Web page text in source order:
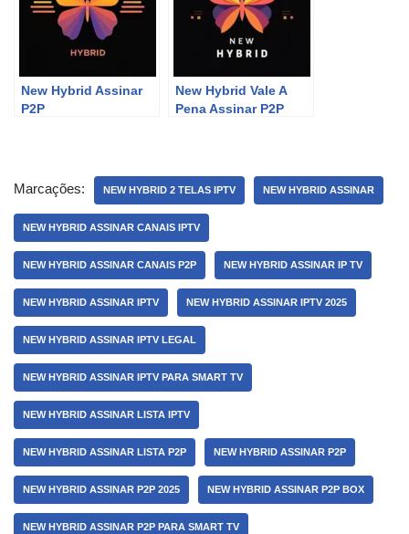
New Hybrid Assinar
P2P
New Hybrid Vale A
Pena Assinar P2P
Marcações: NEW HYBRID 2 TELAS IPTV NEW HYBRID ASSINAR
NEW HYBRID ASSINAR CANAIS IPTV
NEW HYBRID ASSINAR CANAIS P2P NEW HYBRID ASSINAR IP TV
NEW HYBRID ASSINAR IPTV NEW HYBRID ASSINAR IPTV 2025
NEW HYBRID ASSINAR IPTV LEGAL
NEW HYBRID ASSINAR IPTV PARA SMART TV
NEW HYBRID ASSINAR LISTA IPTV
NEW HYBRID ASSINAR LISTA P2P NEW HYBRID ASSINAR P2P
NEW HYBRID ASSINAR P2P 2025 NEW HYBRID ASSINAR P2P BOX
NEW HYBRID ASSINAR P2P PARA SMART TV